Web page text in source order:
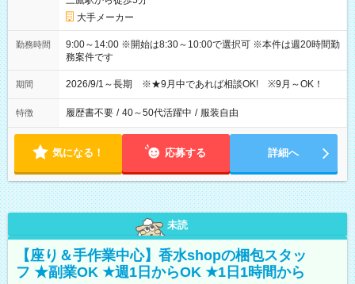
大手メーカー
勤務時間
9:00～14:00 ※開始は8:30～10:00で選択可 ※本件は週20時間勤
務案件です
期間 2026/9/1～長期 ※★9月中であれば相談OK! ※9月～OK！
特徴 履歴書不要 / 40～50代活躍中 / 服装自由
気になる！ 応募する 詳細へ
未読
【座り＆手作業中心】香水shopの梱包スタッ
フ ★副業OK ★週1日からOK ★1日1時間から